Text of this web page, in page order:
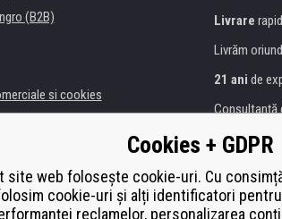
(B2B)
si cookies
de imprimante
de înlocuire
Livrare
Livrăm
21 ani de
Consultanţă
Abordarea
Plată
Cookies + GDPR
site web folosește cookie-uri. Cu
cookie-uri și alți identificatori pentru
reclamelor, personalizarea